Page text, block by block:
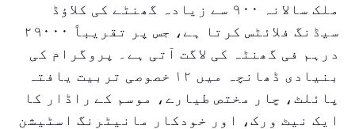
ملک سالانہ ۹۰۰ سے زیادہ گھنٹے کی کلاؤڈ
سیڈنگ فلائٹس کرتا ہے، جس پر تقریباً ۲۹۰۰۰
درہم فی گھنٹہ کی لاگت آتی ہے۔ پروگرام کی
بنیادی ڈھانچہ میں ۱۲ خصوصی تربیت یافتہ
پائلٹ، چار مختص طیارے، موسم کے راڈار کا
ایک نیٹ ورک، اور خودکار مانیٹرنگ اسٹیشن